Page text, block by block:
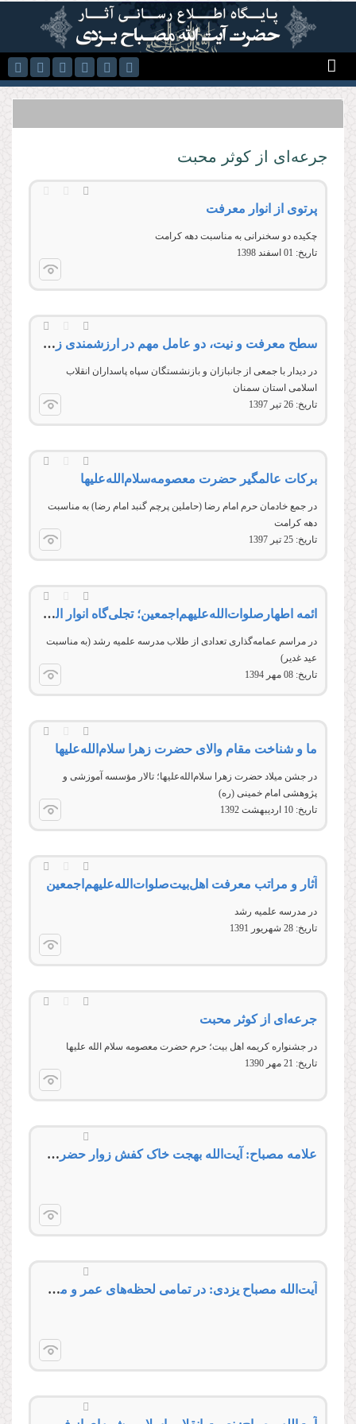
رفتن به محتوای اصلی
جرعه‌ای از کوثر محبت
پرتوی از انوار معرفت
چكيده دو سخنرانی به مناسبت دهه كرامت
تاریخ: 01 اسفند 1398
سطح معرفت و نیت، دو عامل مهم در ارزشمندی زیارت
در دیدار با جمعی از جانبازان و بازنشستگان سپاه پاسداران انقلاب
اسلامی استان سمنان
تاریخ: 26 تير 1397
برکات عالمگیر حضرت معصومه‌سلام‌الله‌علیها
در جمع خادمان حرم امام رضا (حاملين پرچم گنبد امام رضا) به مناسبت
دهه کرامت
تاریخ: 25 تير 1397
ائمه اطهار‌صلوات‌‌الله‌‌عليهم‌‌اجمعين؛ تجلی‌گاه انوار الهی
در مراسم عمامه‌گذاری تعدادی از طلاب مدرسه علمیه رشد (به مناسبت
عید غدیر)
تاریخ: 08 مهر 1394
ما و شناخت مقام والای حضرت زهرا سلام‌الله‌علیها
در جشن ميلاد حضرت زهرا سلام‌الله‌عليها؛ تالار مؤسسه آموزشی و
پژوهشی امام خمينی (ره)
تاریخ: 10 ارديبهشت 1392
آثار و مراتب معرفت اهل‌بیت‌صلوات‌‌الله‌‌عليهم‌‌اجمعين
در مدرسه علمیه رشد
تاریخ: 28 شهريور 1391
جرعه‌ای از کوثر محبت
در جشنواره کريمه اهل بيت؛ حرم حضرت معصومه سلام الله عليها
تاریخ: 21 مهر 1390
علامه مصباح: آیت‌الله بهجت خاک کفش زوار حضرت معصومه(س) را به سر و صورت می‌کشید
آیت‌الله مصباح یزدی: در تمامی لحظه‌های عمر و مشکلات زندگی فردی و اجتماعی نیازمند توجه و لطف چهارده معصوم علیهم‌السلام هستیم